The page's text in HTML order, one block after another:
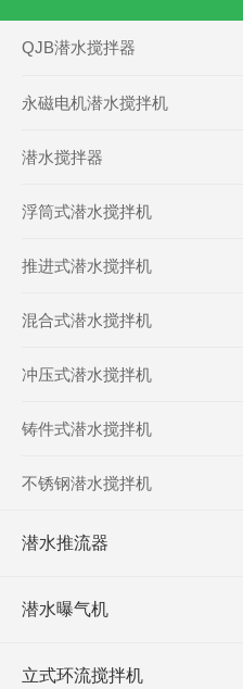
QJB潜水搅拌器
永磁电机潜水搅拌机
潜水搅拌器
浮筒式潜水搅拌机
推进式潜水搅拌机
混合式潜水搅拌机
冲压式潜水搅拌机
铸件式潜水搅拌机
不锈钢潜水搅拌机
潜水推流器
潜水曝气机
立式环流搅拌机